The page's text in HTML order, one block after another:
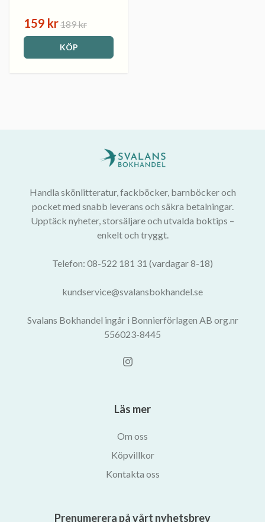
159 kr189 kr
KÖP
Handla skönlitteratur, fackböcker, barnböcker och
pocket med snabb leverans och säkra betalningar.
Upptäck nyheter, storsäljare och utvalda boktips –
enkelt och tryggt.
Telefon: 08-522 181 31 (vardagar 8-18)
kundservice@svalansbokhandel.se
Svalans Bokhandel ingår i Bonnierförlagen AB org.nr
556023-8445
Läs mer
Om oss
Köpvillkor
Kontakta oss
Prenumerera på vårt nyhetsbrev